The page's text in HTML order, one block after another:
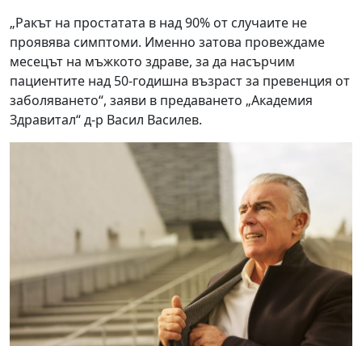
„Ракът на простатата в над 90% от случаите не
проявява симптоми. Именно затова провеждаме
месецът на мъжкото здраве, за да насърчим
пациентите над 50-годишна възраст за превенция от
заболяването“, заяви в предаването „Академия
Здравитал“ д-р Васил Василев.